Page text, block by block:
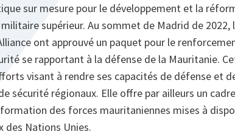
sur mesure pour le développement et la
supérieur. Au sommet de Madrid de
ont approuvé un paquet pour le
se rapportant à la défense de la Mauritanie.
visant à rendre ses capacités de défense et
sécurité régionaux. Elle offre par ailleurs un
des forces mauritaniennes mises à
des Nations Unies.